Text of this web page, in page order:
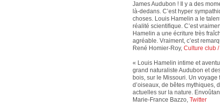
James Audubon ! Il y a des
là-dedans. C’est hyper
choses. Louis Hamelin a le
réalité scientifique. C’est
Hamelin a une écriture très
agréable. Vraiment, c’est
René Homier-Roy, Culture club
« Louis Hamelin intime et
grand naturaliste Audubon et
bois, sur le Missouri. Un voyage
d’oiseaux, de bêtes mythiques,
actuelles sur la nature.
Marie-France Bazzo, Twitter